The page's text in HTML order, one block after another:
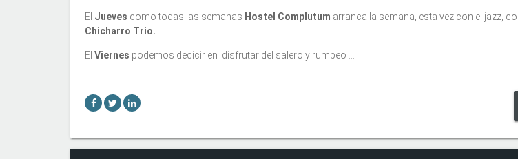
El Jueves como todas las semanas Hostel Complutum arranca la semana, esta vez con el jazz,
Chicharro Trio.
El Viernes podemos decicir en disfrutar del salero y rumbeo …